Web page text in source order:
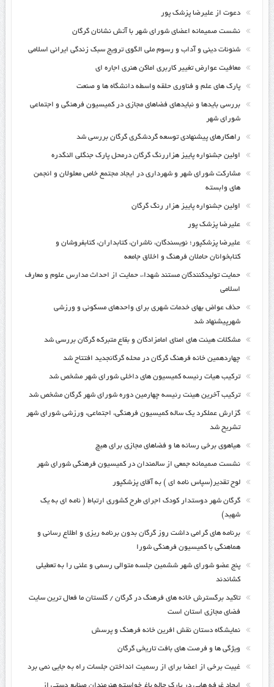
دعوت از علیرضا پزشک پور
نشست صمیمانه اعضای شورای شهر با آتش نشانان گرگان
شئونات دینی و آداب و رسوم ملی الگوی ترویج سبک زندگی ایرانی اسلامی
معافیت عوارض تغییر کاربری اماکن هنری اجاره ای
پارک های علم و فناوری حلقه واسطه دانشگاه ها و صنعت
بررسی بایدها و نبایدهای فضاهای مجازی در کمیسیون فرهنگی و اجتماعی
شورای شهر
راهکارهای پیشنهادی توسعه گردشگری گرگان بررسی شد
اولین جشنواره پاییز هزاررنگ گرگان درمحل پارک جنگلی النگدره
مشارکت شورای شهر و شهرداری در ایجاد مجتمع خاص معلولان و انجمن
های وابسته
اولین جشنواره پاییز هزار رنگ گرگان
علیرضا پزشک پور
علیرضا پزشکپور؛ نویسندگان، ناشران، کتابداران، کتابفروشان و
کتابخوانان حاملان فرهنگ و اخلاق جامعه
حمایت تولیدکنندگان مستند شهداء، حمایت از احداث مدارس علوم و معارف
اسلامی
حذف عواض بهای خدمات شهری برای واحدهای مسکونی و ورزشی
شهرپیشنهاد شد
مشکلات هیئت های امنای امامزادگان و بقاع متبرکه گرگان بررسی شد
چهاردهمین خانه فرهنگ گرگان در محله گرگانجدید افتتاح شد
ترکیب هیات رئیسه کمیسیون های داخلی شورای شهر مشخص شد
ترکیب آخرین هیئت رئیسه چهارمین دوره شورای شهر گرگان مشخص شد
گزارش عملکرد یک ساله کمیسیون فرهنگی، اجتماعی، ورزشی شورای شهر
تشریح شد
هیاهوی برخی رسانه ها و فضاهای مجازی برای هیچ
نشست صمیمانه جمعی از سالمندان در کمیسیون فرهنگی شورای شهر
لوح تقدیر(سپاس نامه ای ) به آقای پزشکپور
گرگان شهر دوستدار کودک اجرای طرح کشوری ارتباط ( نامه ای به یک
شهید)
برنامه های گرامی داشت روز گرگان بدون برنامه ریزی و اطلاع رسانی و
هماهنگی با کمیسیون فرهنگی شورا
پنج عضو شورای شهر ششمین جلسه متوالی رسمی و علنی را به تعطیلی
کشاندند
تاکید برگسترش خانه های فرهنگ در گرگان / گلستان ما فعال ترین سایت
فضای مجازی استان است
نمایشگاه دستان نقش افرین خانه فرهنگ و پرسش
ویژگی ها و فرصت های بافت تاریخی گرگان
غیبت برخی از اعضا برای از رسمیت انداختن جلسات راه به جایی نمی برد